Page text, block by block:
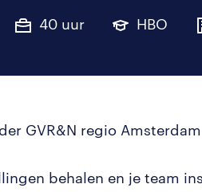
40 uur HBO
GVR&N regio
behalen en je team